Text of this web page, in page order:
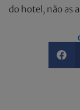
do hotel, não as